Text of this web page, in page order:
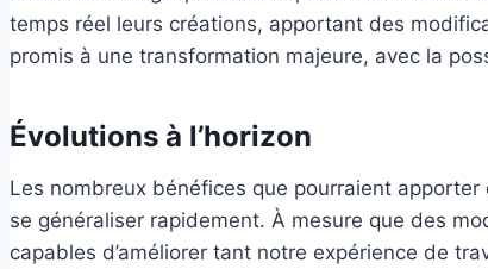
temps réel leurs créations, apportant des
promis à une transformation majeure, avec la
Évolutions à l’horizon
Les nombreux bénéfices que pourraient
se généraliser rapidement. À mesure que des
capables d’améliorer tant notre expérience de